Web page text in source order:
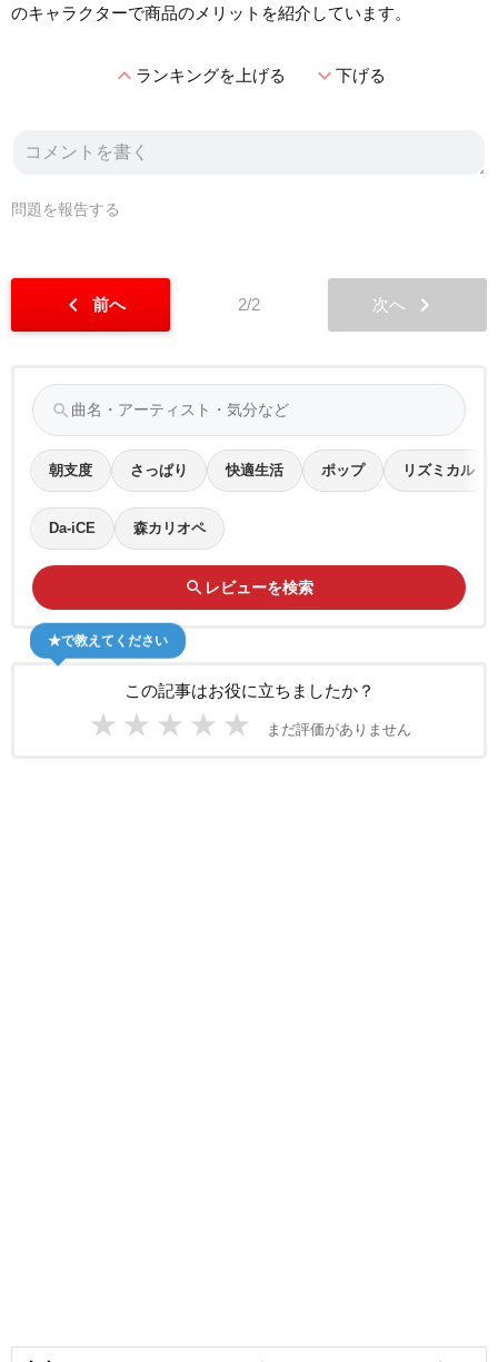
のキャラクターで商品のメリットを紹介しています。
expand_lessランキングを上げる expand_more下げる
問題を報告する
chevron_left 前へ 2/2 次へ chevron_right
search
朝支度 さっぱり 快適生活 ポップ リズミカル
Da-iCE 森カリオペ
search レビューを検索
この記事はお役に立ちましたか？
★ ★ ★ ★ ★ まだ評価がありません
★で教えてください